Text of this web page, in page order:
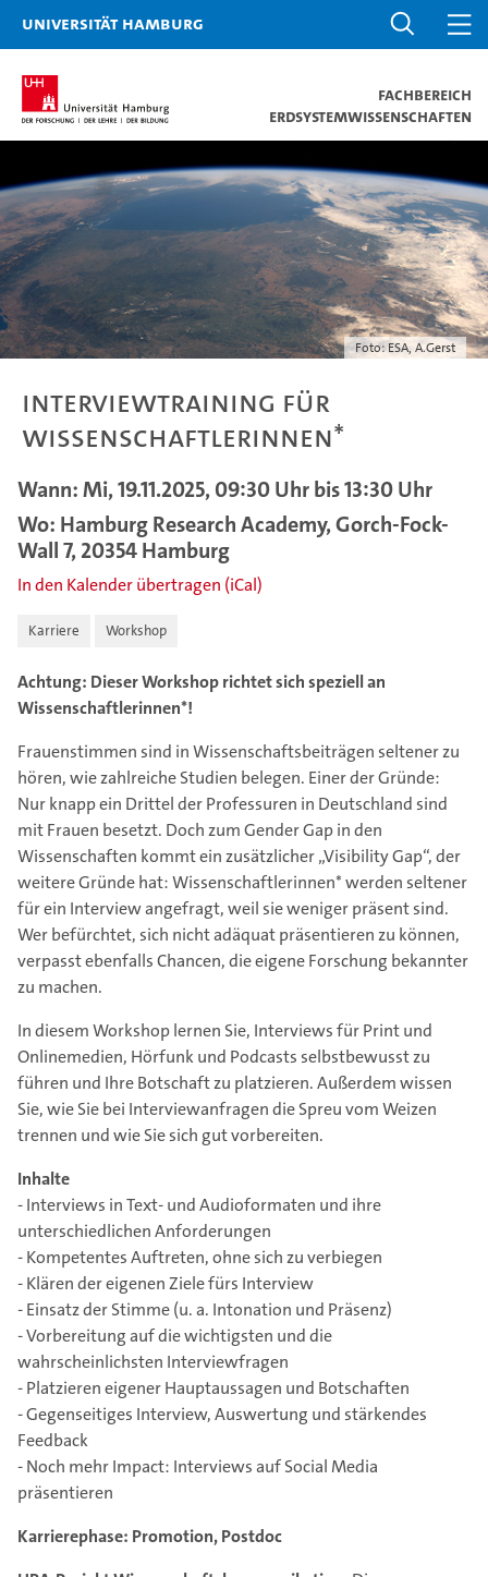
Universität Hamburg
Fachbereich
Erdsystemwissenschaften
Foto: ESA, A.Gerst
Interviewtraining für
Wissenschaftlerinnen*
Wann: Mi, 19.11.2025, 09:30 Uhr bis 13:30 Uhr
Wo: Hamburg Research Academy, Gorch-Fock-
Wall 7, 20354 Hamburg
In den Kalender übertragen (iCal)
Karriere Workshop
Achtung: Dieser Workshop richtet sich speziell an
Wissenschaftlerinnen*!
Frauenstimmen sind in Wissenschaftsbeiträgen seltener zu
hören, wie zahlreiche Studien belegen. Einer der Gründe:
Nur knapp ein Drittel der Professuren in Deutschland sind
mit Frauen besetzt. Doch zum Gender Gap in den
Wissenschaften kommt ein zusätzlicher „Visibility Gap“, der
weitere Gründe hat: Wissenschaftlerinnen* werden seltener
für ein Interview angefragt, weil sie weniger präsent sind.
Wer befürchtet, sich nicht adäquat präsentieren zu können,
verpasst ebenfalls Chancen, die eigene Forschung bekannter
zu machen.
In diesem Workshop lernen Sie, Interviews für Print und
Onlinemedien, Hörfunk und Podcasts selbstbewusst zu
führen und Ihre Botschaft zu platzieren. Außerdem wissen
Sie, wie Sie bei Interviewanfragen die Spreu vom Weizen
trennen und wie Sie sich gut vorbereiten.
Inhalte
- Interviews in Text- und Audioformaten und ihre
unterschiedlichen Anforderungen
- Kompetentes Auftreten, ohne sich zu verbiegen
- Klären der eigenen Ziele fürs Interview
- Einsatz der Stimme (u. a. Intonation und Präsenz)
- Vorbereitung auf die wichtigsten und die
wahrscheinlichsten Interviewfragen
- Platzieren eigener Hauptaussagen und Botschaften
- Gegenseitiges Interview, Auswertung und stärkendes
Feedback
- Noch mehr Impact: Interviews auf Social Media
präsentieren
Karrierephase: Promotion, Postdoc